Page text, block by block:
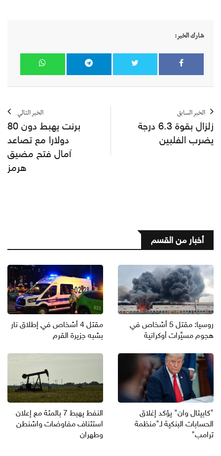
شارك الخبر:
الخبر السابق
زلزال بقوة 6.3 درجة
يضرب الفلبين
الخبر التالي
برنت يهبط دون 80
دولارا مع تصاعد
آمال فتح مضيق
هرمز
أخبار من القسم
روسيا: مقتل 5 أشخاص في
هجوم مسيَّرات أوكرانية
مقتل 4 أشخاص في إطلاق نار
بشبه جزيرة القرم
"كابيتال وان" يؤكد إغلاق
الحسابات البنكية لـ"منظمة
ترامب"
النفط يهبط 7 بالمئة مع إعلان
استئناف مفاوضات واشنطن
وطهران